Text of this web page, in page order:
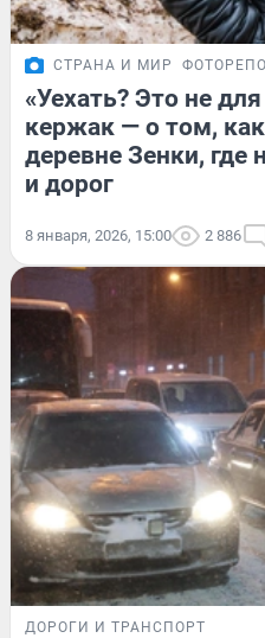
СТРАНА И МИР
«Уехать? Это не
кержак — о том,
деревне Зенки, где
и дорог
8 января, 2026, 15:00 2 886
ДОРОГИ И ТРАНСПОРТ